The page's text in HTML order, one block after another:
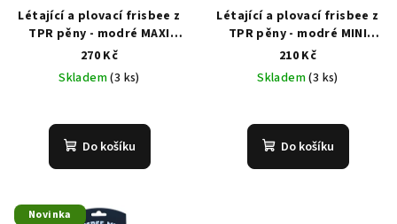
Létající a plovací frisbee z
TPR pěny - modré MAXI
22cm
270 Kč
Skladem(3 ks)
Do košíku
Létající a plovací frisbee z
TPR pěny - modré MINI
16cm
210 Kč
Skladem(3 ks)
Do košíku
Novinka